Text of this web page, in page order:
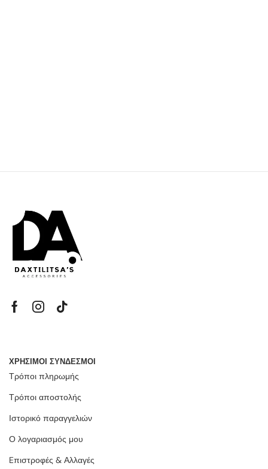
ΧΡΗΣΙΜΟΙ ΣΥΝΔΕΣΜΟΙ
Τρόποι πληρωμής
Τρόποι αποστολής
Ιστορικό παραγγελιών
Ο λογαριασμός μου
Eπιστροφές & Αλλαγές